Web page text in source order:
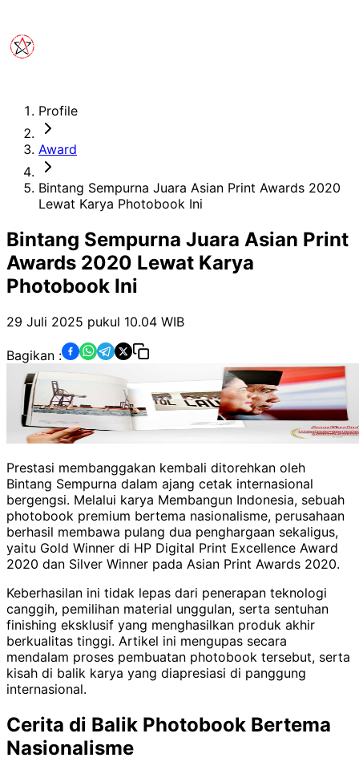
Profile
Award
Bintang Sempurna Juara Asian Print Awards 2020
Lewat Karya Photobook Ini
Bintang Sempurna Juara Asian Print
Awards 2020 Lewat Karya
Photobook Ini
29 Juli 2025 pukul 10.04 WIB
Bagikan :
Prestasi membanggakan kembali ditorehkan oleh
Bintang Sempurna dalam ajang cetak internasional
bergengsi. Melalui karya Membangun Indonesia, sebuah
photobook premium bertema nasionalisme, perusahaan
berhasil membawa pulang dua penghargaan sekaligus,
yaitu Gold Winner di HP Digital Print Excellence Award
2020 dan Silver Winner pada Asian Print Awards 2020.
Keberhasilan ini tidak lepas dari penerapan teknologi
canggih, pemilihan material unggulan, serta sentuhan
finishing eksklusif yang menghasilkan produk akhir
berkualitas tinggi. Artikel ini mengupas secara
mendalam proses pembuatan photobook tersebut, serta
kisah di balik karya yang diapresiasi di panggung
internasional.
Cerita di Balik Photobook Bertema
Nasionalisme